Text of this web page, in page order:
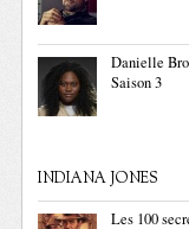
Danielle
Saison 3
INDIANA JONES
Les 100